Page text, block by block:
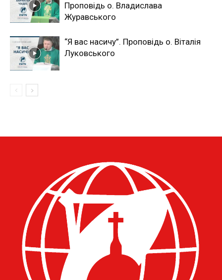
Проповідь о. Владислава
Журавського
“Я вас насичу”. Проповідь о. Віталія
Луковського